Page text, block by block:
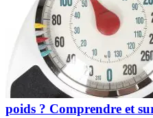
poids ? Comprendre et